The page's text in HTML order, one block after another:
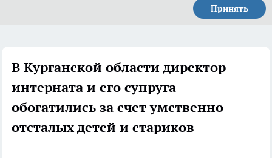
Принять
В Курганской области директор
интерната и его супруга
обогатились за счет умственно
отсталых детей и стариков